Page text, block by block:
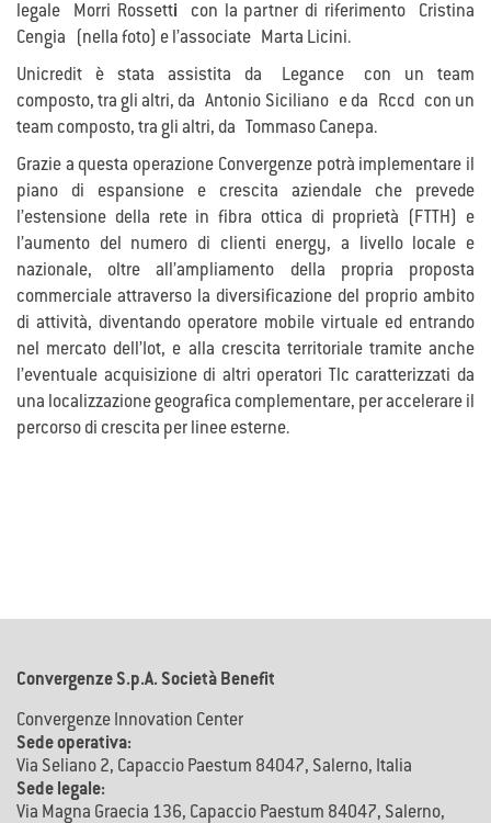
legale Morri Rossetti con la partner di riferimento Cristina
Cengia
(nella foto) e l’associate Marta Licini.
Unicredit è stata assistita da Legance con un team
composto, tra gli altri, da Antonio Siciliano e da Rccd con un
team composto, tra gli altri, da Tommaso Canepa.
Grazie a questa operazione Convergenze potrà implementare il
piano di espansione e crescita aziendale che prevede
l’estensione della rete in fibra ottica di proprietà (FTTH) e
l’aumento del numero di clienti energy, a livello locale e
nazionale, oltre all’ampliamento della propria proposta
commerciale attraverso la diversificazione del proprio ambito
di attività, diventando operatore mobile virtuale ed entrando
nel mercato dell’Iot, e alla crescita territoriale tramite anche
l’eventuale acquisizione di altri operatori Tlc caratterizzati da
una localizzazione geografica complementare, per accelerare il
percorso di crescita per linee esterne.
Convergenze S.p.A. Società Benefit
Convergenze Innovation Center
Sede operativa:
Via Seliano 2, Capaccio Paestum 84047, Salerno, Italia
Sede legale:
Via Magna Graecia 136, Capaccio Paestum 84047, Salerno,